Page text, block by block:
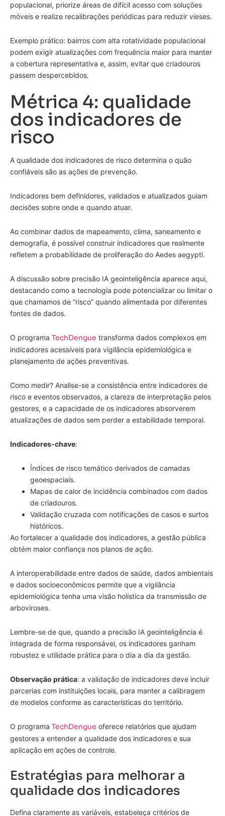
populacional, priorize áreas de difícil acesso com soluções
móveis e realize recalibrações periódicas para reduzir vieses.
Exemplo prático: bairros com alta rotatividade populacional
podem exigir atualizações com frequência maior para manter
a cobertura representativa e, assim, evitar que criadouros
passem despercebidos.
Métrica 4: qualidade
dos indicadores de
risco
A qualidade dos indicadores de risco determina o quão
confiáveis são as ações de prevenção.
Indicadores bem definidores, validados e atualizados guiam
decisões sobre onde e quando atuar.
Ao combinar dados de mapeamento, clima, saneamento e
demografia, é possível construir indicadores que realmente
refletem a probabilidade de proliferação do Aedes aegypti.
A discussão sobre precisão IA geointeligência aparece aqui,
destacando como a tecnologia pode potencializar ou limitar o
que chamamos de “risco” quando alimentada por diferentes
fontes de dados.
O programa TechDengue transforma dados complexos em
indicadores acessíveis para vigilância epidemiológica e
planejamento de ações preventivas.
Como medir? Analise-se a consistência entre indicadores de
risco e eventos observados, a clareza de interpretação pelos
gestores, e a capacidade de os indicadores absorverem
atualizações de dados sem perder a estabilidade temporal.
Indicadores-chave:
Índices de risco temático derivados de camadas
geoespaciais.
Mapas de calor de incidência combinados com dados
de criadouros.
Validação cruzada com notificações de casos e surtos
históricos.
Ao fortalecer a qualidade dos indicadores, a gestão pública
obtém maior confiança nos planos de ação.
A interoperabilidade entre dados de saúde, dados ambientais
e dados socioeconômicos permite que a vigilância
epidemiológica tenha uma visão holística da transmissão de
arboviroses.
Lembre-se de que, quando a precisão IA geointeligência é
integrada de forma responsável, os indicadores ganham
robustez e utilidade prática para o dia a dia da gestão.
Observação prática: a validação de indicadores deve incluir
parcerias com instituições locais, para manter a calibragem
de modelos conforme as características do território.
O programa TechDengue oferece relatórios que ajudam
gestores a entender a qualidade dos indicadores e sua
aplicação em ações de controle.
Estratégias para melhorar a
qualidade dos indicadores
Defina claramente as variáveis, estabeleça critérios de